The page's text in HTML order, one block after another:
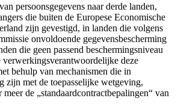
persoonsgegevens naar derde landen,
die buiten de Europese Economische
zijn gevestigd, in landen die volgens
onvoldoende gegevensbescherming
die geen passend beschermingsniveau
verwerkingsverantwoordelijke deze
behulp van mechanismen die in
zijn met de toepasselijke wetgeving,
de „standaardcontractbepalingen“ van